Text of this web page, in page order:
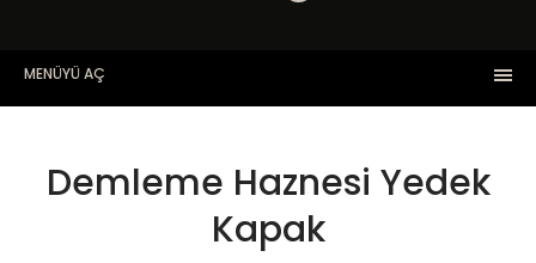
MENÜYÜ AÇ
Demleme Haznesi Yedek
Kapak